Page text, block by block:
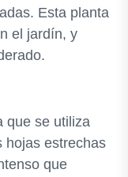
Esta planta
el jardín, y
que se utiliza
hojas estrechas
que